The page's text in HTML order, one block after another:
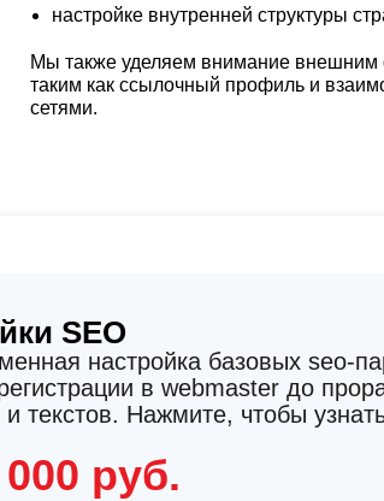
настройке внутренней структуры
Мы также уделяем внимание внешним
таким как ссылочный профиль и
сетями.
SEO
настройка базовых seo-
в webmaster до
и текстов. Нажмите, чтобы
руб.